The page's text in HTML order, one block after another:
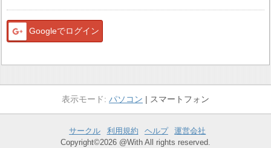
Googleでログイン
パソコン スマートフォン
サークル 利用規約 ヘルプ
運営会社
Copyright©2026 @With All rights reserved.